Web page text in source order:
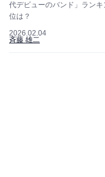
代デビューのバンド」ラン
位は？
2026.02.04
斉藤 雄二